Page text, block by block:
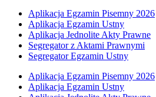
Aplikacja Egzamin Pisemny 2026
Aplikacja Egzamin Ustny
Aplikacja Jednolite Akty Prawne
Segregator z Aktami Prawnymi
Segregator Egzamin Ustny
Aplikacja Egzamin Pisemny 2026
Aplikacja Egzamin Ustny